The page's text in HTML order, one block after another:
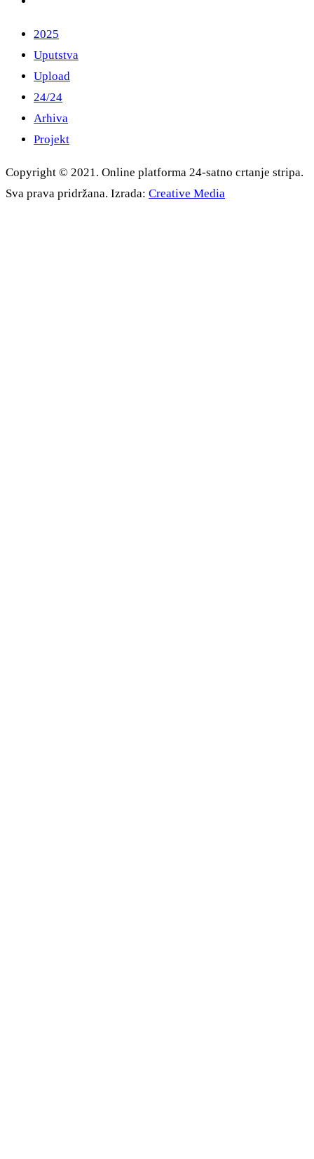
2025
Uputstva
Upload
24/24
Arhiva
Projekt
Copyright © 2021. Online platforma 24-satno crtanje stripa.
Sva prava pridržana. Izrada: Creative Media